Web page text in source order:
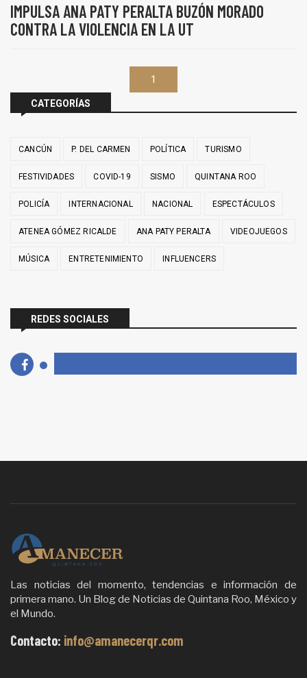
IMPULSA ANA PATY PERALTA BUZÓN MORADO
CONTRA LA VIOLENCIA EN LA UT
1
CATEGORÍAS
CANCÚN P. DEL CARMEN POLÍTICA TURISMO
FESTIVIDADES COVID-19 SISMO QUINTANA ROO
POLICÍA INTERNACIONAL NACIONAL ESPECTÁCULOS
ATENEA GÓMEZ RICALDE ANA PATY PERALTA VIDEOJUEGOS
MÚSICA ENTRETENIMIENTO INFLUENCERS
REDES SOCIALES
Las noticias del momento, tendencias e información de
primera mano. Un Blog de Noticias de Quintana Roo, México y
el Mundo.
Contacto: info@amanecerqr.com